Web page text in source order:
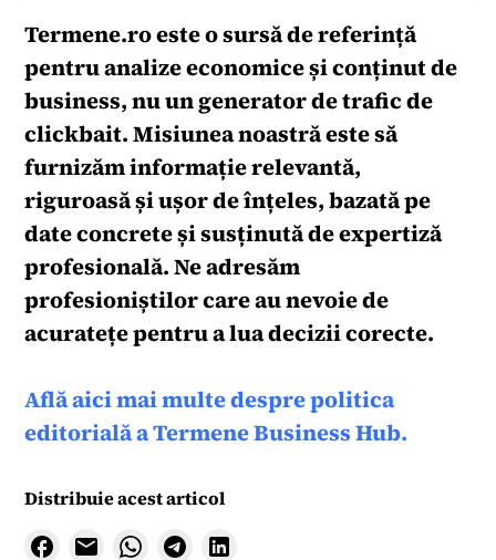
Termene.roeste o sursă de referință
pentru analize economice și conținut de
business, nu un generator de trafic de
clickbait. Misiunea noastră este să
furnizăm informație relevantă,
riguroasă și ușor de înțeles, bazată pe
date concrete și susținută de expertiză
profesională. Ne adresăm
profesioniștilor care au nevoie de
acuratețe pentru a lua decizii corecte.
Află aici mai multe despre politica
editorială a Termene Business Hub.
Distribuie acest articol